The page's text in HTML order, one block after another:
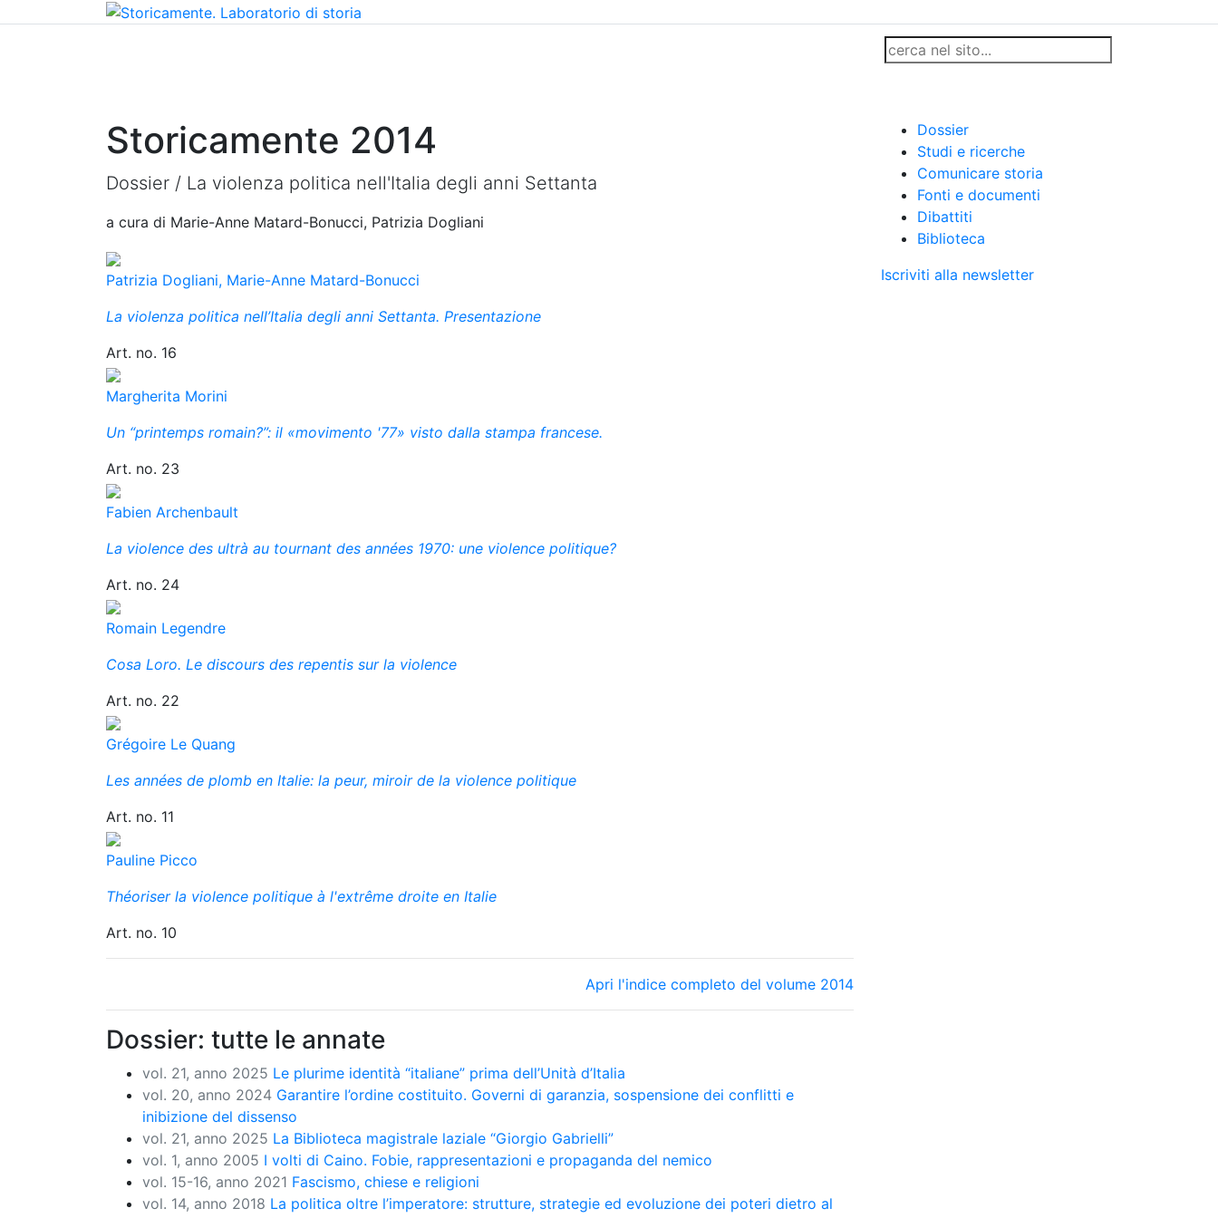
Storicamente 2014
Dossier / La violenza politica nell'Italia degli anni Settanta
a cura di Marie-Anne Matard-Bonucci, Patrizia Dogliani
Patrizia Dogliani, Marie-Anne Matard-Bonucci
La violenza politica nell’Italia degli anni Settanta. Presentazione
Art. no. 16
Margherita Morini
Un “printemps romain?”: il «movimento '77» visto dalla stampa francese.
Art. no. 23
Fabien Archenbault
La violence des ultrà au tournant des années 1970: une violence politique?
Art. no. 24
Romain Legendre
Cosa Loro. Le discours des repentis sur la violence
Art. no. 22
Grégoire Le Quang
Les années de plomb en Italie: la peur, miroir de la violence politique
Art. no. 11
Pauline Picco
Théoriser la violence politique à l'extrême droite en Italie
Art. no. 10
Apri l'indice completo del volume 2014
Dossier: tutte le annate
vol. 21, anno 2025 Le plurime identità “italiane” prima dell’Unità d’Italia
vol. 20, anno 2024 Garantire l’ordine costituito. Governi di garanzia, sospensione dei conflitti e
inibizione del dissenso
vol. 21, anno 2025 La Biblioteca magistrale laziale “Giorgio Gabrielli”
vol. 1, anno 2005 I volti di Caino. Fobie, rappresentazioni e propaganda del nemico
vol. 15-16, anno 2021 Fascismo, chiese e religioni
vol. 14, anno 2018 La politica oltre l’imperatore: strutture, strategie ed evoluzione dei poteri dietro al
Dossier
Studi e ricerche
Comunicare storia
Fonti e documenti
Dibattiti
Biblioteca
Iscriviti alla newsletter